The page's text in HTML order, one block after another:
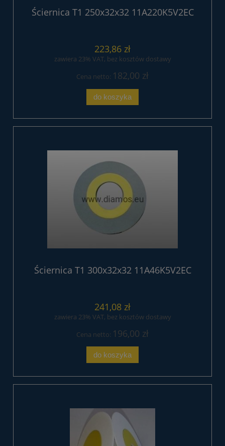
Ściernica T1 250x32x32 11A220K5V2EC
223,86 zł
zawiera 23% VAT, bez kosztów dostawy
Cena netto: 182,00 zł
do koszyka
Ściernica T1 300x32x32 11A46K5V2EC
241,08 zł
zawiera 23% VAT, bez kosztów dostawy
Cena netto: 196,00 zł
do koszyka